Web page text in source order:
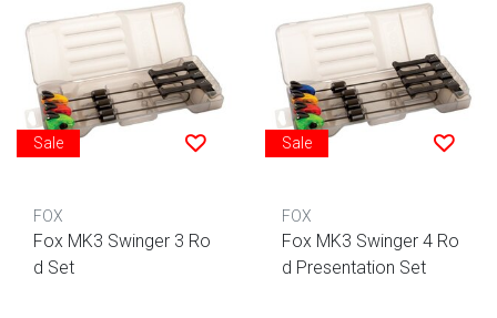
Sale
FOX
Fox MK3 Swinger 3 Ro
d Set
Sale
FOX
Fox MK3 Swinger 4 Ro
d Presentation Set